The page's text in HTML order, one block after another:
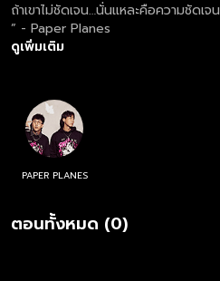
ถ้าเขาไม่ชัดเจน…นั่นแหละคือความชัดเจน MV “ #ชัดเจน (Complicated)
” - Paper Planes
ดูเพิ่มเติม
PAPER PLANES
ตอนทั้งหมด (0)